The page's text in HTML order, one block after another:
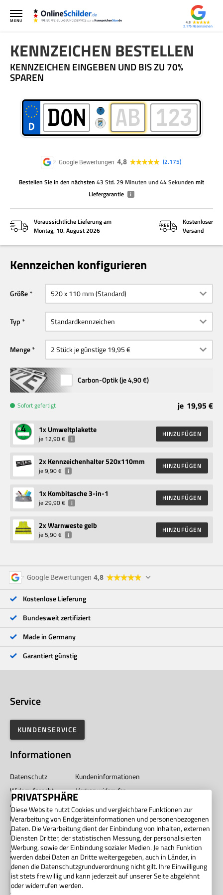
4,8
2.175
MENU
KENNZEICHEN BESTELLEN
KENNZEICHEN EINGEBEN UND BIS ZU 70%
SPAREN
Google Bewertungen 4,8 2.175
Bestellen Siein den nächsten 43 Std. 29 Minuten und 44 Sekunden mit
Liefergarantie
i
Voraussichtliche Lieferung am
Montag, 10. August 2026
Kostenloser
Versand
Kennzeichen konfigurieren
Größe
Typ
Menge
Carbon-Optik (je4,90 €)
Sofort gefertigt je 19,95 €
1x Umweltplakette
je 12,90 € i
HINZUFÜGEN
2x Kennzeichenhalter 520x110mm
je9,90 € i
HINZUFÜGEN
1x Kombitasche 3-in-1
je29,90 € i
HINZUFÜGEN
2x Warnweste gelb
je5,90 € i
HINZUFÜGEN
Google Bewertungen 4,8
4 Sterne
3 Sterne
<1 %
2 Sterne
1 Stern
<1 %
Kostenlose Lieferung
Bundesweit zertifiziert
Made in Germany
Garantiert günstig
Service
KUNDENSERVICE
Informationen
Datenschutz
Kundeninformationen
Widerrufsrecht
Vertrag widerrufen
AGB
Barrierefreiheit
Unternehmen
Privatsphäre
Zahlung
PRIVATSPHÄRE
Diese Website nutzt Cookies und vergleichbare Funktionen zur
Verarbeitung von Endgeräteinformationen und personenbezogenen
Daten. Die Verarbeitung dient der Einbindung von Inhalten, externen
Diensten Dritter, der statistischen Messung, der personalisierten
Werbung, sowie der Einbindung sozialer Medien. Je nach Funktion
werden dabei Daten an Dritte weitergegeben, auch in Länder, in
denen die Datenschutzgrundverordnung nicht gilt. Ihre Einwilligung
ist stets freiwillig und kann jederzeit auf unserer Seite abgelehnt
oder widerrufen werden.